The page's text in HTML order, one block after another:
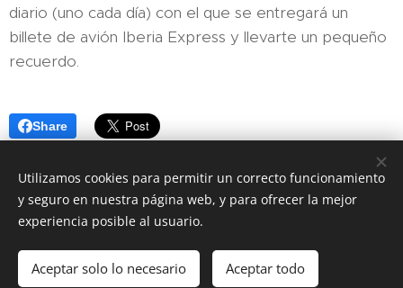
diario (uno cada día) con el que se entregará un
billete de avión Iberia Express y llevarte un pequeño
recuerdo.
Share
Página realizada por la Cámara de Comercio e Industria Italiana
Cookies
Utilizamos cookies para permitir un correcto funcionamiento
y seguro en nuestra página web, y para ofrecer la mejor
experiencia posible al usuario.
Aceptar solo lo necesario Aceptar todo